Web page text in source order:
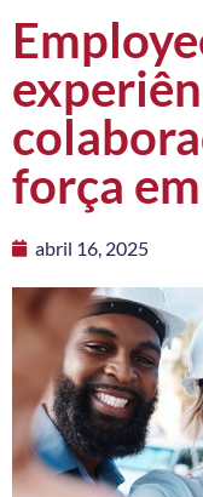
força
abril 16, 2025